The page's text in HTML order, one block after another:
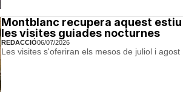
Montblanc recupera aquest estiu
les visites guiades nocturnes
REDACCIÓ06/07/2026
Les visites s'oferiran els mesos de juliol i agost